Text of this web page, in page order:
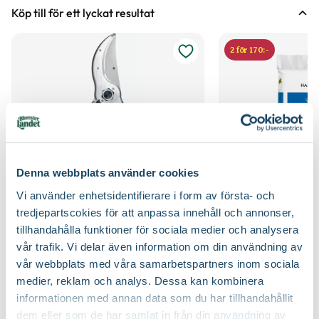
Denna webbplats använder cookies
Vi använder enhetsidentifierare i form av första- och
tredjepartscokies för att anpassa innehåll och annonser,
tillhandahålla funktioner för sociala medier och analysera
vår trafik. Vi delar även information om din användning av
vår webbplats med våra samarbetspartners inom sociala
medier, reklam och analys. Dessa kan kombinera
informationen med annan data som du har tillhandahållit
dem eller som de har samlat in från din användning av
Hur vi mäter leveranshöjd på växter
3 - 6 m Höjd på trädgårdsväxter
Kvalitet - typ av planta Buskplanta
Växtsätt Buske eller mindre flerstammigt träd, Storvuxet
Blomfärg Gul
Bladfärg Grön
Blomningstid Mars, April
Fruktfärg Röd
Läge Sol till halvskugga
Vad är odlingszon?
Planteringsavstånd (cc)
Jordmån
Mullrik jord, Näringsrik jord, Sandjord, Torr varm jord,
Jordprodukter Planteringsjord
Beskärningssätt Gallra ut äldre grenar på olika höjder, Klipp bort
skadade, korsade och inåtväxande grenar
Beskärningstid Juli-september (JAS-perioden), På hösten, På
vårvintern
Köp till för ett lyckat resultat
Sekatör Felco 4
Felco
579:-
Välj butik
Online
Slut i lager
Till Produkten
2 för 170:-
Hasselfors P-
Hasselfors Garden
89 90
Välj butik
Online
Till